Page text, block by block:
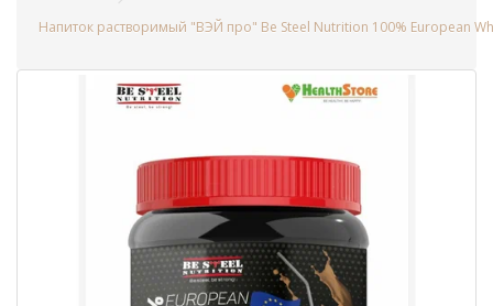
Напиток растворимый "ВЭЙ про" Be Steel Nutrition 100% European